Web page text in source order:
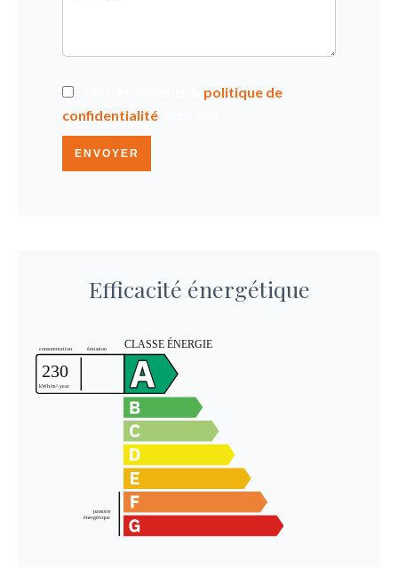
politique de
confidentialité
ENVOYER
Efficacité énergétique